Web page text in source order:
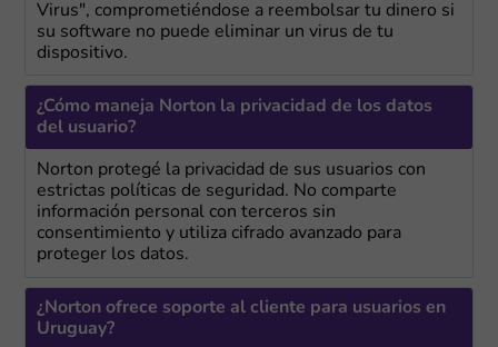
Virus", comprometiéndose a reembolsar tu dinero si
su software no puede eliminar un virus de tu
dispositivo.
¿Cómo maneja Norton la privacidad de los datos
del usuario?
Norton protegé la privacidad de sus usuarios con
estrictas políticas de seguridad. No comparte
información personal con terceros sin
consentimiento y utiliza cifrado avanzado para
proteger los datos.
¿Norton ofrece soporte al cliente para usuarios en
Uruguay?